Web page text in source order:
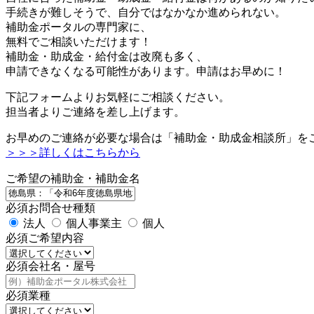
手続きが難しそうで、自分ではなかなか進められない。
補助金ポータルの専門家に、
無料でご相談いただけます！
補助金・助成金・給付金は改廃も多く、
申請できなくなる可能性があります。申請はお早めに！
下記フォームよりお気軽にご相談ください。
担当者よりご連絡を差し上げます。
お早めのご連絡が必要な場合は「補助金・助成金相談所」を
＞＞＞詳しくはこちらから
ご希望の補助金・補助金名
必須お問合せ種類
法人
個人事業主
個人
必須ご希望内容
必須会社名・屋号
必須業種